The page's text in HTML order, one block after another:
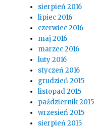
sierpień 2016
lipiec 2016
czerwiec 2016
maj 2016
marzec 2016
luty 2016
styczeń 2016
grudzień 2015
listopad 2015
październik 2015
wrzesień 2015
sierpień 2015